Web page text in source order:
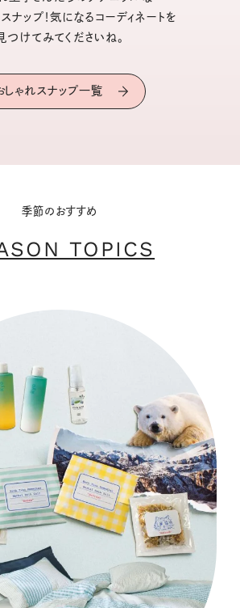
ナップ！気になるコーディネートを
つけてみてくださいね。
しゃれスナップ一覧
季節のおすすめ
TOPICS